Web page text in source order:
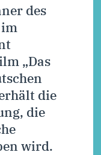
des
„Das
die
die
wird.